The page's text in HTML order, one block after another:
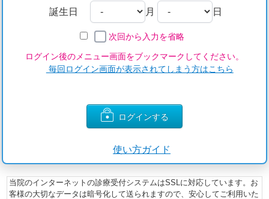
誕生日 月 日
次回から入力を省略
ログイン後のメニュー画面をブックマークしてください。
毎回ログイン画面が表示されてしまう方はこちら
ログインする
使い方ガイド
当院のインターネットの診療受付システムはSSLに対応しています。お
客様の大切なデータは暗号化して送られますので、安心してご利用いた